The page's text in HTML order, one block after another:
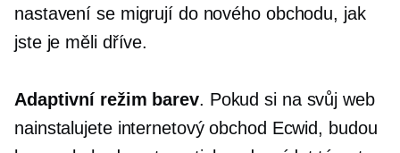
nastavení se migrují do nového obchodu, jak
jste je měli dříve.
Adaptivní režim barev. Pokud si na svůj web
nainstalujete internetový obchod Ecwid, budou